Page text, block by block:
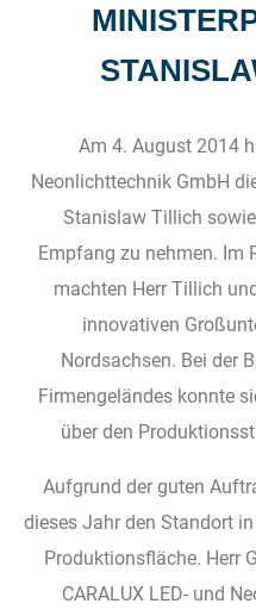
Am 4. August 2014
Neonlichttechnik GmbH
Stanislaw Tillich
Empfang zu nehmen. Im
machten Herr Tillich
innovativen
Nordsachsen. Bei der
Firmengeländes konnte
über den
Aufgrund der guten
dieses Jahr den Standort
Produktionsfläche. Herr
CARALUX LED- und